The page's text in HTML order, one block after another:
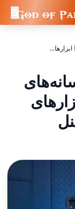
تقویت استراتژی رسانه‌های اجتماعی شما با ابزارهای پریمیوم گودوپنل